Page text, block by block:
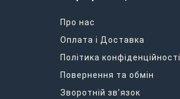
Про нас
Оплата і Доставка
Політика конфіденційності
Повернення та обмін
Зворотній зв’язок